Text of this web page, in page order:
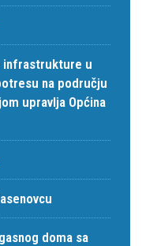
infrastrukture u
na području
upravlja Općina
doma sa